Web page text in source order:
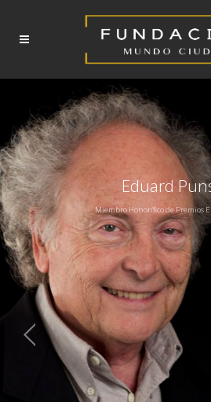
Eduard
Miembro Honorífico de Premios